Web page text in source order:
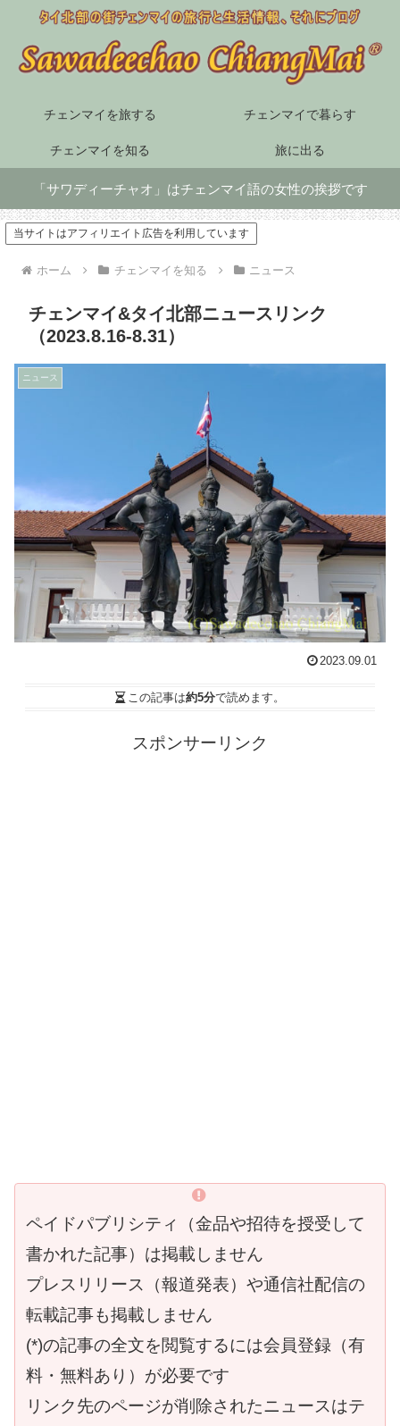
チェンマイを旅する チェンマイで暮らす
チェンマイを知る 旅に出る
「サワディーチャオ」はチェンマイ語の女性の挨拶です
当サイトはアフィリエイト広告を利用しています
ホーム チェンマイを知る ニュース
チェンマイ&タイ北部ニュースリンク
（2023.8.16-8.31）
ニュース
2023.09.01
この記事は約5分で読めます。
スポンサーリンク
ペイドパブリシティ（金品や招待を授受して
書かれた記事）は掲載しません
プレスリリース（報道発表）や通信社配信の
転載記事も掲載しません
(*)の記事の全文を閲覧するには会員登録（有
料・無料あり）が必要です
リンク先のページが削除されたニュースはテ